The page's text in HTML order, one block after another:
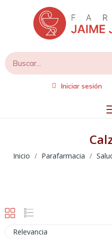
Iniciar sesión
Inicio Parafarmacia
Relevancia